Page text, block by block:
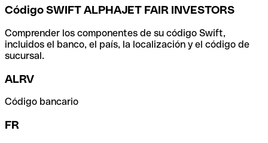
Código SWIFT ALPHAJET FAIR INVESTORS
Comprender los componentes de su código Swift,
incluidos el banco, el país, la localización y el código de
sucursal.
ALRV
Código bancario
FR